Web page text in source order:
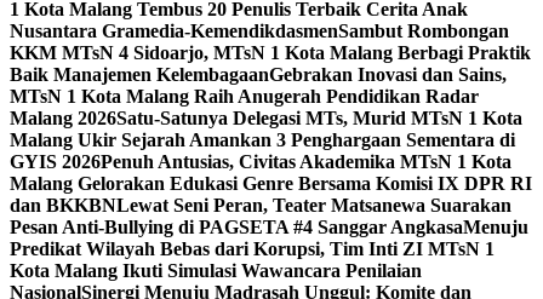
1 Kota Malang Tembus 20 Penulis Terbaik Cerita Anak
Nusantara Gramedia-KemendikdasmenSambut Rombongan
KKM MTsN 4 Sidoarjo, MTsN 1 Kota Malang Berbagi Praktik
Baik Manajemen KelembagaanGebrakan Inovasi dan Sains,
MTsN 1 Kota Malang Raih Anugerah Pendidikan Radar
Malang 2026Satu-Satunya Delegasi MTs, Murid MTsN 1 Kota
Malang Ukir Sejarah Amankan 3 Penghargaan Sementara di
GYIS 2026Penuh Antusias, Civitas Akademika MTsN 1 Kota
Malang Gelorakan Edukasi Genre Bersama Komisi IX DPR RI
dan BKKBNLewat Seni Peran, Teater Matsanewa Suarakan
Pesan Anti-Bullying di PAGSETA #4 Sanggar AngkasaMenuju
Predikat Wilayah Bebas dari Korupsi, Tim Inti ZI MTsN 1
Kota Malang Ikuti Simulasi Wawancara Penilaian
NasionalSinergi Menuju Madrasah Unggul: Komite dan